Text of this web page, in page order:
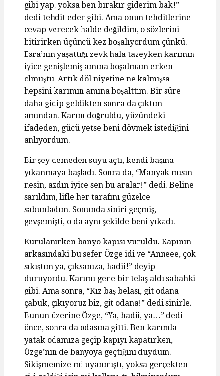
gibi yap, yoksa ben bırakır giderim bak!”
dedi tehdit eder gibi. Ama onun tehditlerine
cevap verecek halde değildim, o sözlerini
bitirirken üçüncü kez boşalıyordum çünkü.
Esra’nın yaşattığı zevk hala tazeyken karımın
iyice genişlemiş amına boşalmam erken
olmuştu. Artık döl niyetine ne kalmışsa
hepsini karımın amına boşalttım. Bir süre
daha gidip geldikten sonra da çıktım
amından. Karım doğruldu, yüzündeki
ifadeden, gücü yetse beni dövmek istediğini
anlıyordum.
Bir şey demeden suyu açtı, kendi başına
yıkanmaya başladı. Sonra da, “Manyak mısın
nesin, azdın iyice sen bu aralar!” dedi. Beline
sarıldım, lifle her tarafını güzelce
sabunladım. Sonunda siniri geçmiş,
gevşemişti, o da aynı şekilde beni yıkadı.
Kurulanırken banyo kapısı vuruldu. Kapının
arkasındaki bu sefer Özge idi ve “Anneee, çok
sıkıştım ya, çıksanıza, hadii!” deyip
duruyordu. Karımı gene bir telaş aldı sabahki
gibi. Ama sonra, “Kız baş belası, git odana
çabuk, çıkıyoruz biz, git odana!” dedi sinirle.
Bunun üzerine Özge, “Ya, hadii, ya…” dedi
önce, sonra da odasına gitti. Ben karımla
yatak odamıza geçip kapıyı kapatırken,
Özge’nin de banyoya geçtiğini duydum.
Sikişmemize mi uyanmıştı, yoksa gerçekten